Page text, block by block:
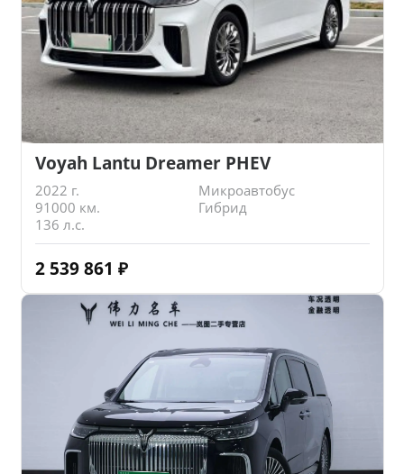
Voyah Lantu Dreamer PHEV
2022 г.
Микроавтобус
91000 км.
Гибрид
136 л.с.
2 539 861 ₽